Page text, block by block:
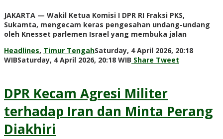
JAKARTA — Wakil Ketua Komisi I DPR RI Fraksi PKS,
Sukamta, mengecam keras pengesahan undang-undang
oleh Knesset parlemen Israel yang membuka jalan
Headlines, Timur TengahSaturday, 4 April 2026, 20:18
WIBSaturday, 4 April 2026, 20:18 WIB by
Share Tweet
DPR Kecam Agresi Militer
terhadap Iran dan Minta Perang
Diakhiri